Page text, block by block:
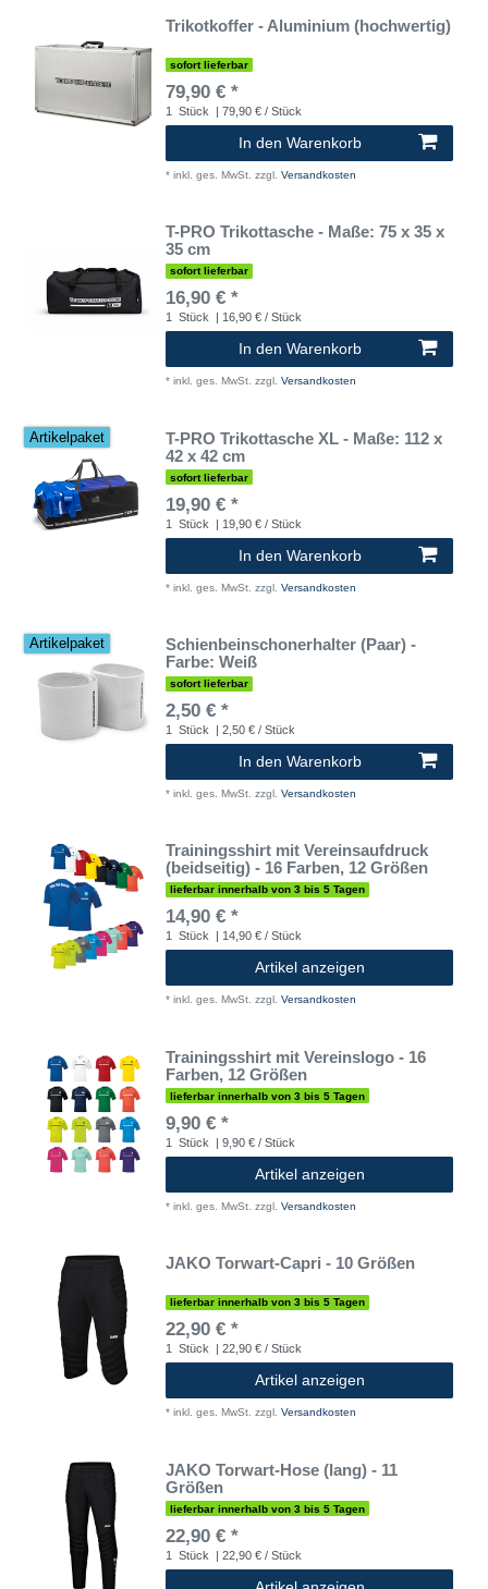
Trikotkoffer - Aluminium (hochwertig)
sofort lieferbar
79,90 € *
1 Stück | 79,90 € / Stück
In den Warenkorb
* inkl. ges. MwSt. zzgl. Versandkosten
T-PRO Trikottasche - Maße: 75 x 35 x
35 cm
sofort lieferbar
16,90 € *
1 Stück | 16,90 € / Stück
In den Warenkorb
* inkl. ges. MwSt. zzgl. Versandkosten
Artikelpaket
T-PRO Trikottasche XL - Maße: 112 x
42 x 42 cm
sofort lieferbar
19,90 € *
1 Stück | 19,90 € / Stück
In den Warenkorb
* inkl. ges. MwSt. zzgl. Versandkosten
Artikelpaket
Schienbeinschonerhalter (Paar) -
Farbe: Weiß
sofort lieferbar
2,50 € *
1 Stück | 2,50 € / Stück
In den Warenkorb
* inkl. ges. MwSt. zzgl. Versandkosten
Trainingsshirt mit Vereinsaufdruck
(beidseitig) - 16 Farben, 12 Größen
lieferbar innerhalb von 3 bis 5 Tagen
14,90 € *
1 Stück | 14,90 € / Stück
Artikel anzeigen
* inkl. ges. MwSt. zzgl. Versandkosten
Trainingsshirt mit Vereinslogo - 16
Farben, 12 Größen
lieferbar innerhalb von 3 bis 5 Tagen
9,90 € *
1 Stück | 9,90 € / Stück
Artikel anzeigen
* inkl. ges. MwSt. zzgl. Versandkosten
JAKO Torwart-Capri - 10 Größen
lieferbar innerhalb von 3 bis 5 Tagen
22,90 € *
1 Stück | 22,90 € / Stück
Artikel anzeigen
* inkl. ges. MwSt. zzgl. Versandkosten
JAKO Torwart-Hose (lang) - 11
Größen
lieferbar innerhalb von 3 bis 5 Tagen
22,90 € *
1 Stück | 22,90 € / Stück